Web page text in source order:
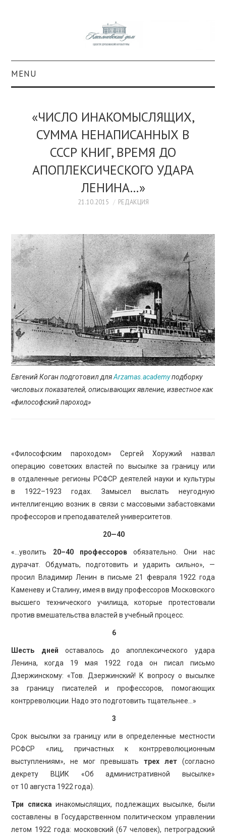
MENU
КОЛЛЕКЦИИ
#КАСДОМ
КУЛЬТУРА
ОБРАЗОВАНИЕ
«ЧИСЛО ИНАКОМЫСЛЯЩИХ,
СУММА НЕНАПИСАННЫХ В
СССР КНИГ, ВРЕМЯ ДО
АПОПЛЕКСИЧЕСКОГО УДАРА
ЛЕНИНА…»
21.10.2015 РЕДАКЦИЯ
Евгений Коган подготовил дляАrzamas.academyподборку
числовых показателей, описывающих явление, известное как
«философский пароход»
«Философским пароходом» Сергей Хоружий назвал
операцию советских властей по высылке за границу или
в отдаленные регионы РСФСР деятелей науки и культуры
в 1922–1923 годах. Замысел выслать неугодную
интеллигенцию возник в связи с массовыми забастовками
профессоров и преподавателей университетов.
20—40
«…уволить 20–40 профессоровобязательно. Они нас
дурачат. Обдумать, подготовить и ударить сильно», —
просил Владимир Ленин в письме 21 февраля 1922 года
Каменеву и Сталину, имея в виду профессоров Московского
высшего технического училища, которые протестовали
против вмешательства властей в учебный процесс.
6
Шесть дней оставалось до апоплексического удара
Ленина, когда 19 мая 1922 года он писал письмо
Дзержинскому: «Тов. Дзержинский! К вопросу о высылке
за границу писателей и профессоров, помогающих
контрреволюции. Надо это подготовить тщательнее…»
3
Срок высылки за границу или в определенные местности
РСФСР «лиц, причастных к контрреволюционным
выступлениям», не мог превышать трех лет(согласно
декрету ВЦИК «Об административной высылке»
от 10 августа 1922 года).
Три списка инакомыслящих, подлежащих высылке, были
составлены в Государственном политическом управлении
летом 1922 года: московский (67 человек), петроградский